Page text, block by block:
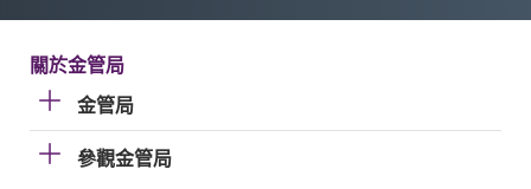
關於金管局
金管局
參觀金管局